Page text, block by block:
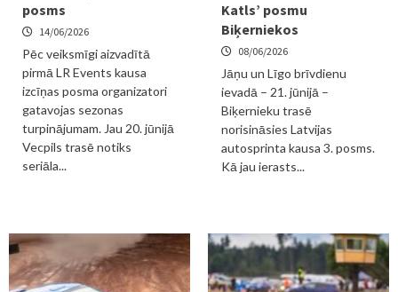
posms
14/06/2026
Pēc veiksmīgi aizvadītā
pirmā LR Events kausa
izcīņas posma organizatori
gatavojas sezonas
turpinājumam. Jau 20. jūnijā
Vecpils trasē notiks
seriāla...
Katls’ posmu
Biķerniekos
08/06/2026
Jāņu un Līgo brīvdienu
ievadā – 21. jūnijā –
Biķernieku trasē
norisināsies Latvijas
autosprinta kausa 3. posms.
Kā jau ierasts...